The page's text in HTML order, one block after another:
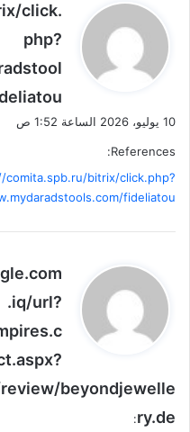
و
ل
click.
php?
10 يوليو، 2026 الساعة 1:52 ص
References:
comita.spb.ru/bitrix/click.php?
fideliatou
ي
و
ل
.iq/url?
beyondjewelle
ry.de
: